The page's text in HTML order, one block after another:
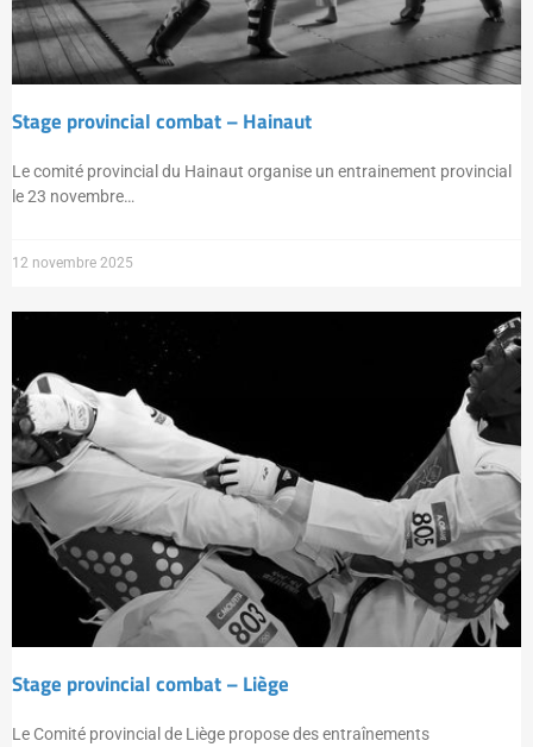
Stage provincial combat – Hainaut
Le comité provincial du Hainaut organise un entrainement provincial
le 23 novembre…
12 novembre 2025
Stage provincial combat – Liège
Le Comité provincial de Liège propose des entraînements